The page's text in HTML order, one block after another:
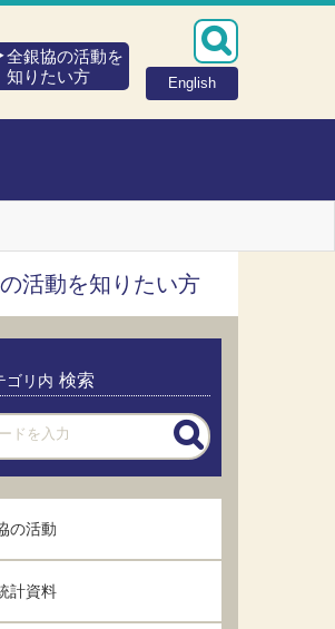
English
全銀協の活動を
知りたい方
活動を知りたい方
ゴリ内 検索
の活動
計資料